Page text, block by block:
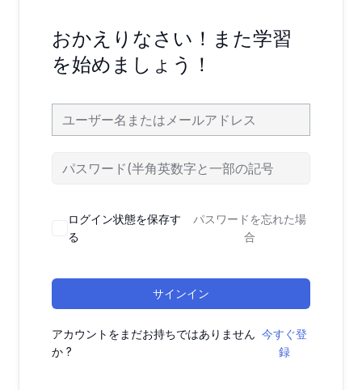
おかえりなさい！また学習
を始めましょう！
ログイン状態を保存す
る
パスワードを忘れた場
合
サインイン
アカウントをまだお持ちではありません
か ?
今すぐ登
録